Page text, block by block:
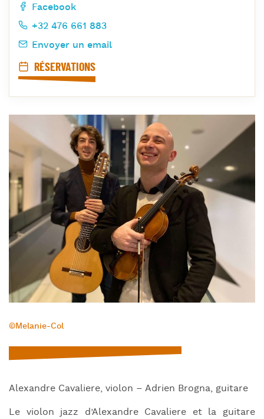
©Melanie-Col
Alexandre Cavaliere, violon – Adrien Brogna, guitare
Le violon jazz d’Alexandre Cavaliere et la guitare
Facebook
+32 476 661 883
Envoyer un email
RÉSERVATIONS